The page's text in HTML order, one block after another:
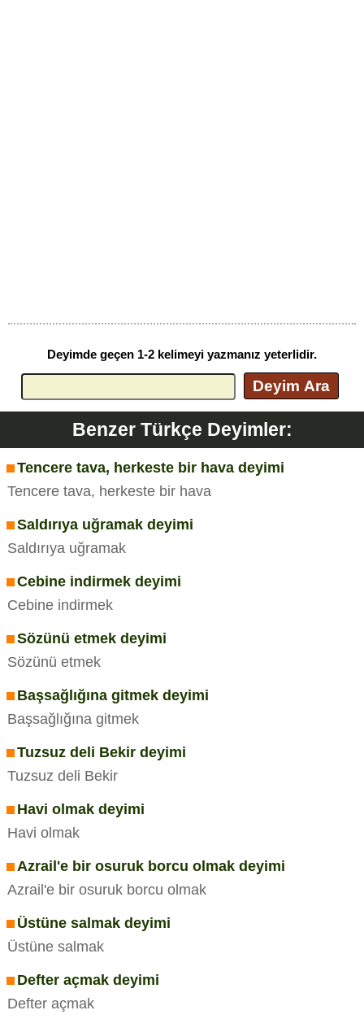
Deyimde geçen 1-2 kelimeyi yazmanız yeterlidir.
Deyim Ara
Benzer Türkçe Deyimler:
Tencere tava, herkeste bir hava deyimi
Tencere tava, herkeste bir hava
Saldırıya uğramak deyimi
Saldırıya uğramak
Cebine indirmek deyimi
Cebine indirmek
Sözünü etmek deyimi
Sözünü etmek
Başsağlığına gitmek deyimi
Başsağlığına gitmek
Tuzsuz deli Bekir deyimi
Tuzsuz deli Bekir
Havi olmak deyimi
Havi olmak
Azrail'e bir osuruk borcu olmak deyimi
Azrail'e bir osuruk borcu olmak
Üstüne salmak deyimi
Üstüne salmak
Defter açmak deyimi
Defter açmak